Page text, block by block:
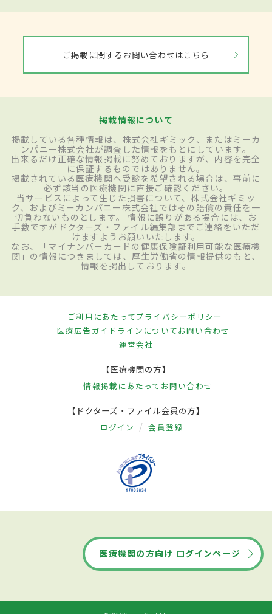
ご掲載に関するお問い合わせはこちら
掲載情報について
掲載している各種情報は、株式会社ギミック、またはミーカ
ンパニー株式会社が調査した情報をもとにしています。
出来るだけ正確な情報掲載に努めておりますが、内容を完全
に保証するものではありません。
掲載されている医療機関へ受診を希望される場合は、事前に
必ず該当の医療機関に直接ご確認ください。
当サービスによって生じた損害について、株式会社ギミッ
ク、およびミーカンパニー株式会社ではその賠償の責任を一
切負わないものとします。 情報に誤りがある場合には、お
手数ですがドクターズ・ファイル編集部までご連絡をいただ
けますようお願いいたします。
なお、「マイナンバーカードの健康保険証利用可能な医療機
関」の情報につきましては、厚生労働省の情報提供のもと、
情報を掲出しております。
ご利用にあたってプライバシーポリシー
医療広告ガイドラインについてお問い合わせ
運営会社
【医療機関の方】
情報掲載にあたって お問い合わせ
【ドクターズ・ファイル会員の方】
ログイン 会員登録
医療機関の方向け ログインページ